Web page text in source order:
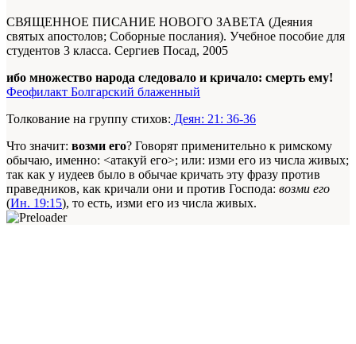
СВЯЩЕННОЕ ПИСАНИЕ НОВОГО ЗАВЕТА (Деяния
святых апостолов; Соборные послания). Учебное пособие для
студентов 3 класса. Сергиев Посад, 2005
ибо множество народа следовало и кричало: смерть ему!
Феофилакт Болгарский блаженный
Толкование на группу стихов: Деян: 21: 36-36
Что значит: возми его? Говорят применительно к римскому
обычаю, именно: <атакуй его>; или: изми его из числа живых;
так как у иудеев было в обычае кричать эту фразу против
праведников, как кричали они и против Господа: возми его
(Ин. 19:15), то есть, изми его из числа живых.